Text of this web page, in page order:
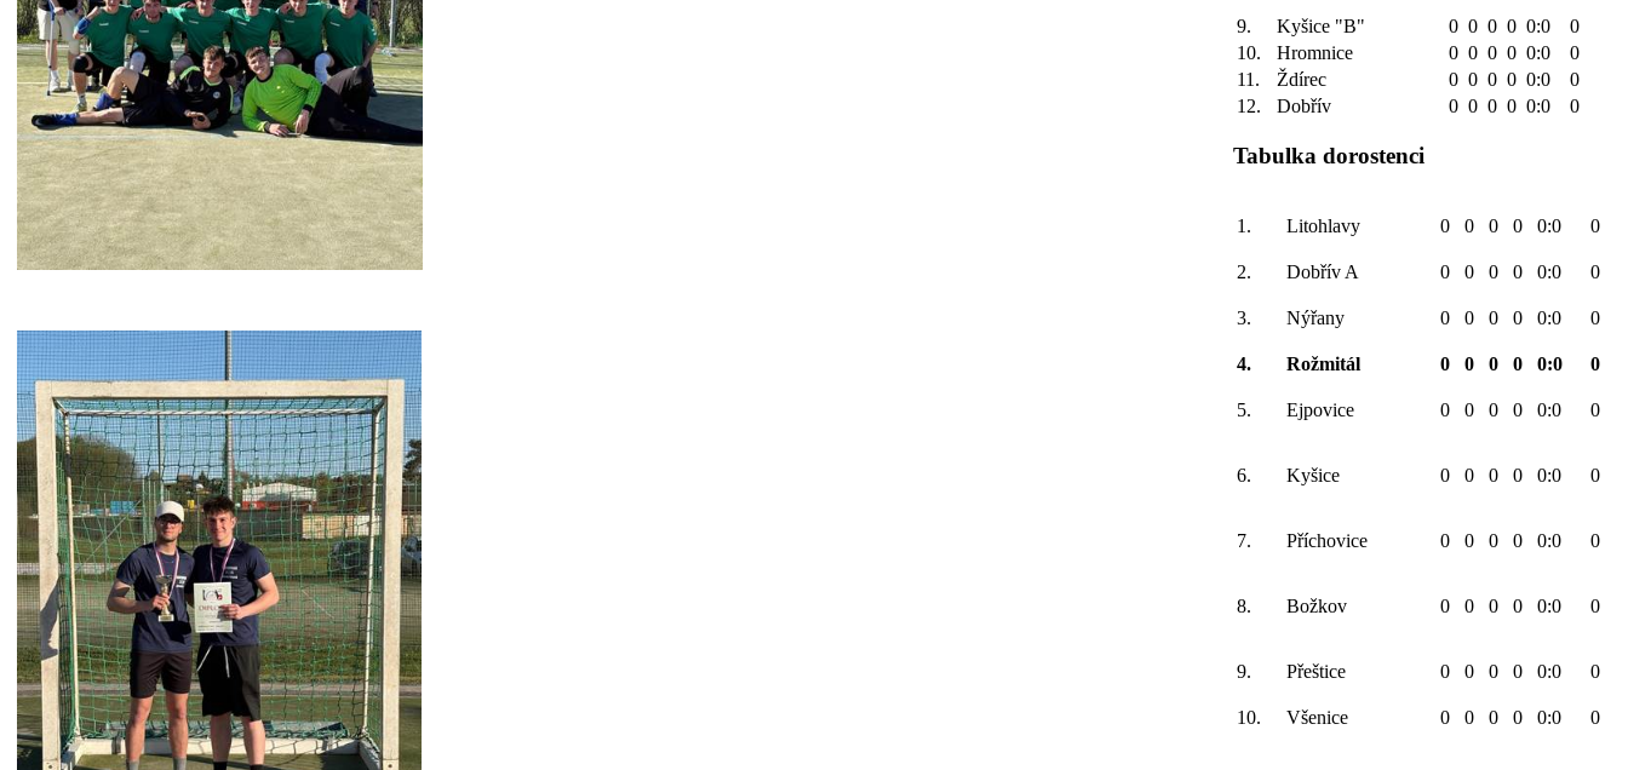
9. Kyšice "B" 0 0 0 0 0:0
0
10.
Hromnice 0 0 0 0 0:0
0
11.
Ždírec 0 0 0 0 0:0
0
12.
Dobřív 0 0 0 0 0:0 0
Tabulka dorostenci
1. Litohlavy 0 0 0 0 0:0 0
2. Dobřív A 0 0 0 0 0:0 0
3. Nýřany 0 0 0 0 0:0 0
4. Rožmitál 0 0 0 0 0:0 0
5. Ejpovice 0 0 0 0 0:0 0
6. Kyšice 0 0 0 0 0:0 0
7. Příchovice 0 0 0 0 0:0 0
8. Božkov 0 0 0 0 0:0 0
9. Přeštice 0 0 0 0 0:0 0
10. Všenice 0 0 0 0 0:0 0